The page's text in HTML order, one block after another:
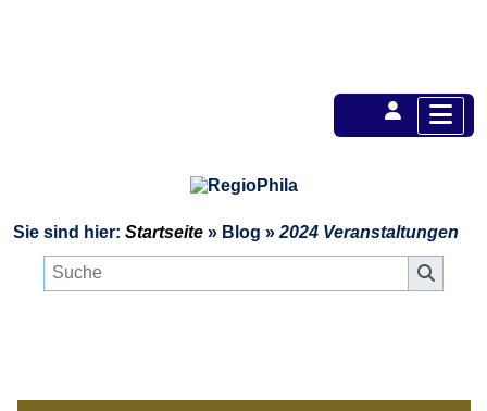
Sie sind hier: Startseite » Blog » 2024 Veranstaltungen